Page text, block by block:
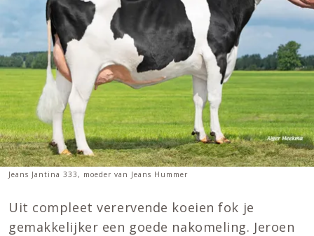
Jeans Jantina 333, moeder van Jeans Hummer
Uit compleet verervende koeien fok je
gemakkelijker een goede nakomeling. Jeroen